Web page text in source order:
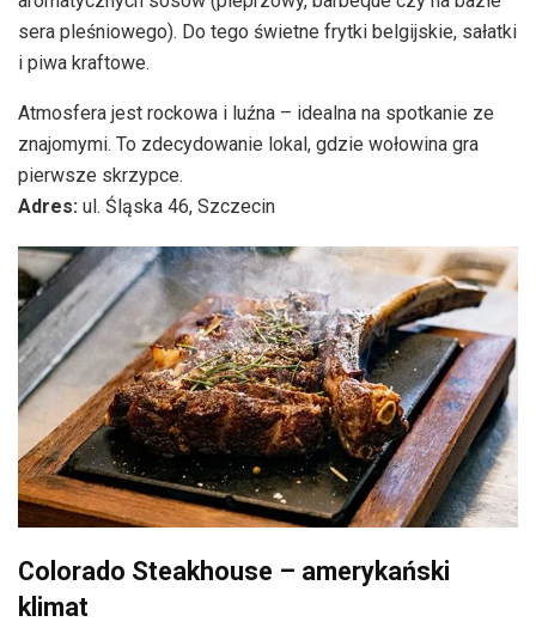
sera pleśniowego). Do tego świetne frytki belgijskie, sałatki
i piwa kraftowe.
Atmosfera jest rockowa i luźna – idealna na spotkanie ze
znajomymi. To zdecydowanie lokal, gdzie wołowina gra
pierwsze skrzypce.
Adres: ul. Śląska 46, Szczecin
Colorado Steakhouse – amerykański
klimat